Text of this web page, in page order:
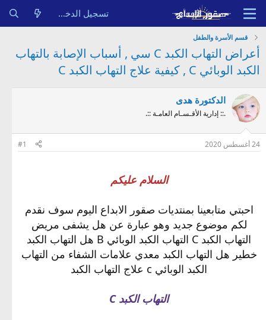
تسجيل الدخول
قسم الأسرة والطفل
أعراض التهاب الكبد C سي , أسباب الإصابة بالتهاب
الكبد الوبائي C , كيفية علاج التهاب الكبد C
الدكتورة هدى
.:: إدارية الأقـسـام العامـة ::.
24 أغسطس 2020 #1
السلام عليكم
احبتي متابعينا بمنتديات صقور الابداع اليوم سوف نقدم
لكم موضوع جديد وهو عبارة عن هل يشفى مريض
التهاب الكبد C التهاب الكبد الوبائي B هل التهاب الكبد
خطير هل التهاب الكبد معدي علامات الشفاء من التهاب
الكبد الوبائي c علاج التهاب الكبد
التهاب الكبد C